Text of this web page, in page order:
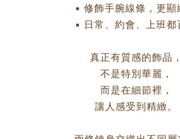
▪ 修飾手腕線條，更顯
▪ 日常、約會、上班都
真正有質感的飾品，
不是特別華麗，
而是在細節裡，
讓人感受到精緻。